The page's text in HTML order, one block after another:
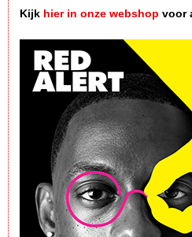
Kijk hier in onze webshop voor